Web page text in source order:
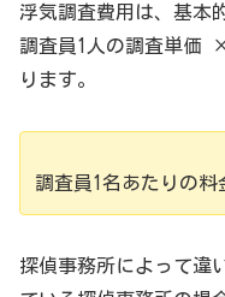
浮気調査費用は、基本
調査員1人の調査単
ります。
調査員1名あたりの料
探偵事務所によって違